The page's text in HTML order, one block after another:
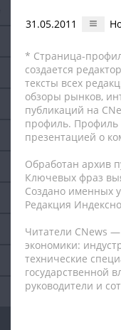
31.05.2011
* Страница-
создается
тексты всех
обзоры рынков,
публикаций на
профиль. Профиль
презентацией о
Обработан архив
Ключевых фраз
Создано именных
Редакция
Читатели CNews
экономики:
технические
государственной
руководители и